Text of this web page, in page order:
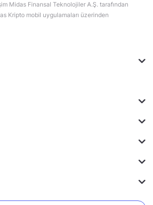
Midas Finansal Teknolojiler A.Ş. tarafından
Kripto mobil uygulamaları üzerinden